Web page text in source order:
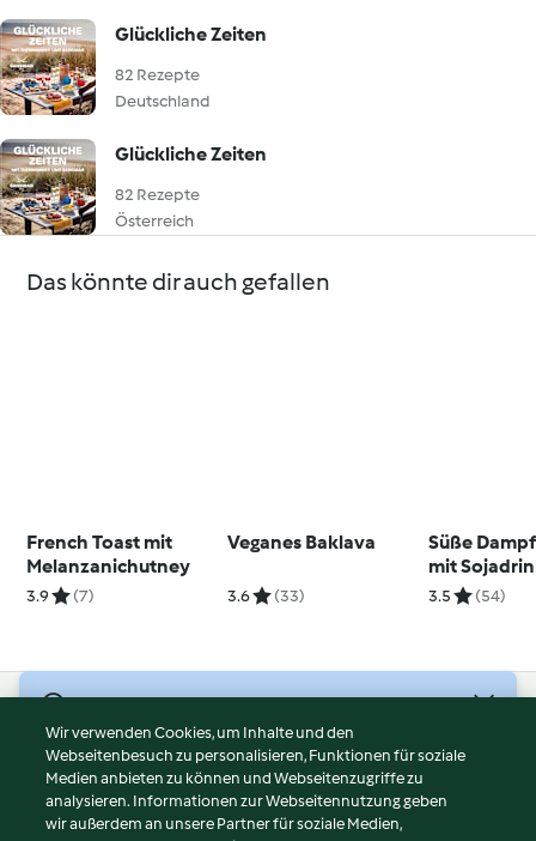
Glückliche Zeiten
82 Rezepte
Deutschland
Glückliche Zeiten
82 Rezepte
Österreich
Das könnte dir auch gefallen
French Toast mit
Melanzanichutney
3.9 (7)
Veganes Baklava
3.6 (33)
Süße
mit
3.5 (54)
Nutzungsbedingungen
Datenschutzrichtlinien
Disclaimer
Wir verwenden Cookies, um Inhalte und den
Webseitenbesuch zu personalisieren, Funktionen für soziale
Medien anbieten zu können und Webseitenzugriffe zu
analysieren. Informationen zur Webseitennutzung geben
wir außerdem an unsere Partner für soziale Medien,